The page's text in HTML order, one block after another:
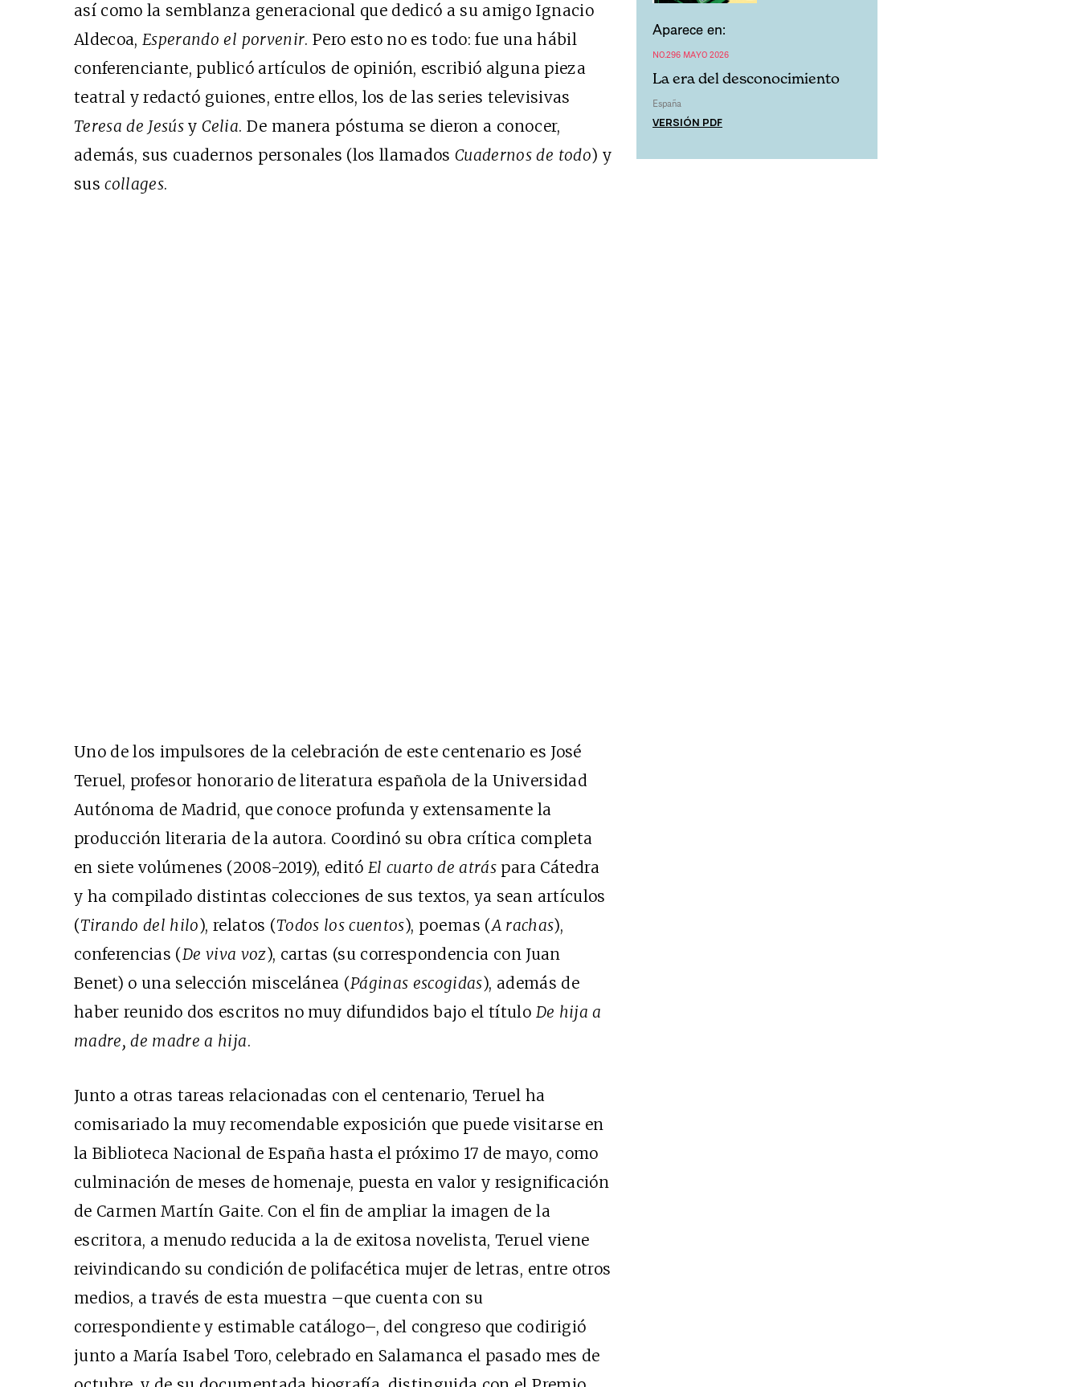
así como la semblanza generacional que dedicó a su amigo Ignacio
Aldecoa,Esperando el porvenir. Pero esto no es todo: fue una hábil
conferenciante, publicó artículos de opinión, escribió alguna pieza
teatral y redactó guiones, entre ellos, los de las series televisivas
Teresa de Jesús yCelia. De manera póstuma se dieron a conocer,
además, sus cuadernos personales (los llamadosCuadernos de todo) y
suscollages.
Uno de los impulsores de la celebración de este centenario es José
Teruel, profesor honorario de literatura española de la Universidad
Autónoma de Madrid, que conoce profunda y extensamente la
producción literaria de la autora. Coordinó su obra crítica completa
en siete volúmenes (2008-2019), editó El cuarto de atrás para Cátedra
y ha compilado distintas colecciones de sus textos, ya sean artículos
(Tirando del hilo), relatos (Todos los cuentos), poemas (A rachas),
conferencias (De viva voz), cartas (su correspondencia con Juan
Benet) o una selección miscelánea (Páginas escogidas), además de
haber reunido dos escritos no muy difundidos bajo el título De hija a
madre, de madre a hija.
Junto a otras tareas relacionadas con el centenario, Teruel ha
comisariado la muy recomendable exposición que puede visitarse en
la Biblioteca Nacional de España hasta el próximo 17 de mayo, como
culminación de meses de homenaje, puesta en valor y resignificación
de Carmen Martín Gaite. Con el fin de ampliar la imagen de la
escritora, a menudo reducida a la de exitosa novelista, Teruel viene
reivindicando su condición de polifacética mujer de letras, entre otros
medios, a través de esta muestra –que cuenta con su
correspondiente y estimable catálogo–, del congreso que codirigió
junto a María Isabel Toro, celebrado en Salamanca el pasado mes de
Aparece en:
NO.296 MAYO 2026
La era del desconocimiento
España
VERSIÓN PDF